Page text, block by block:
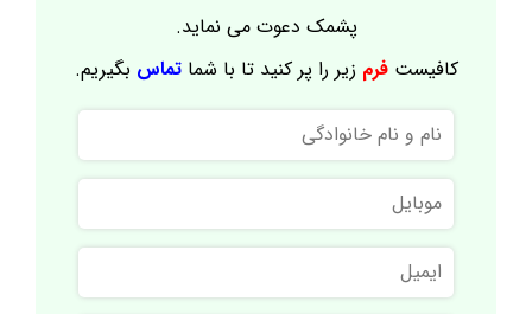
پشمک دعوت می نماید.
کافیستفرم زیر را پر کنید تا با شماتماس بگیریم.
نام
و
نام
خانوادگی
موبایل
ایمیل